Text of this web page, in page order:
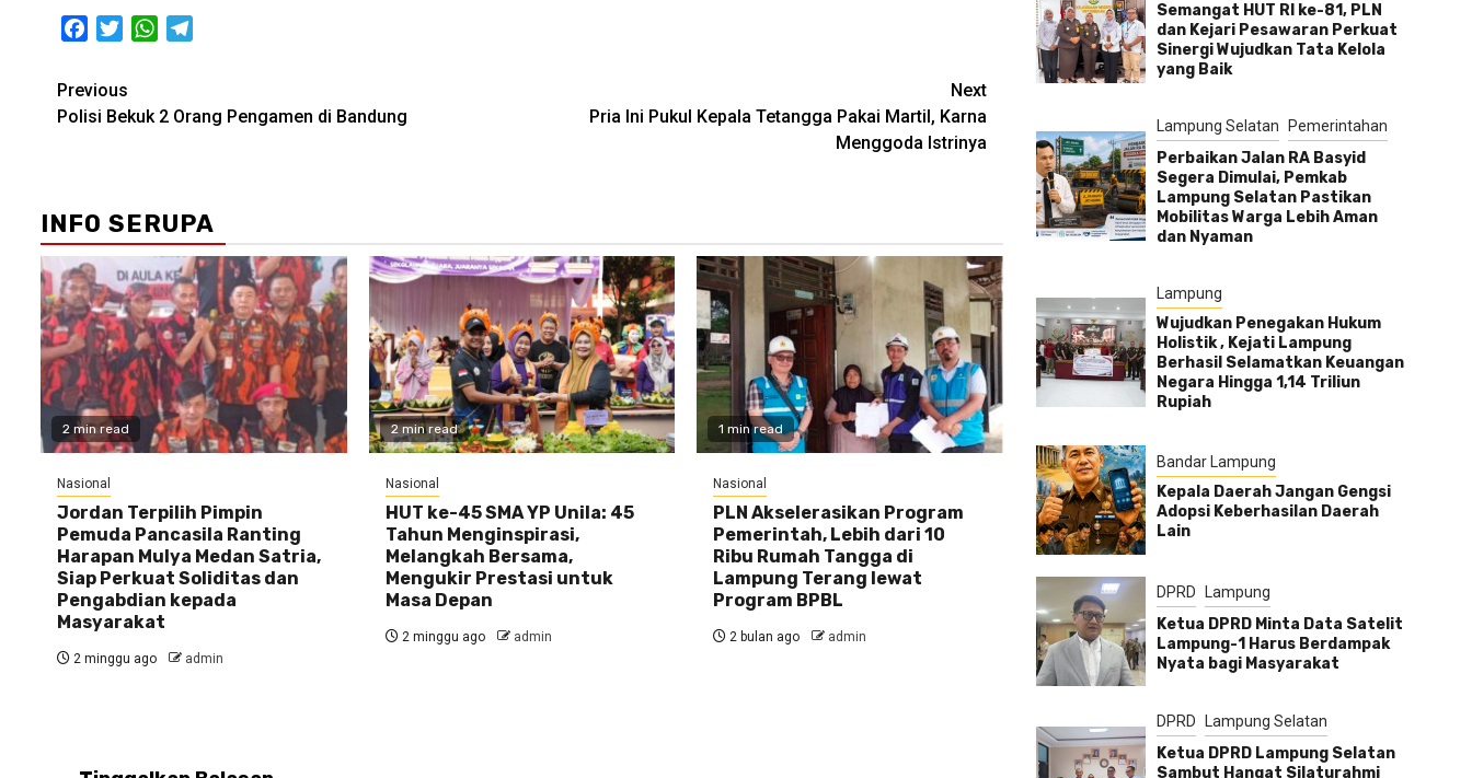
FacebookTwitterWhatsApp
Post
navigation
Previous
Polisi Bekuk 2 Orang Pengamen di Bandung
Next
Pria Ini Pukul Kepala Tetangga Pakai Martil, Karna
Menggoda Istrinya
INFO SERUPA
2 min read
Nasional
Jordan Terpilih Pimpin
Pemuda Pancasila Ranting
Harapan Mulya Medan Satria,
Siap Perkuat Soliditas dan
Pengabdian kepada
Masyarakat
2 minggu ago admin
2 min read
Nasional
HUT ke-45 SMA YP Unila: 45
Tahun Menginspirasi,
Melangkah Bersama,
Mengukir Prestasi untuk
Masa Depan
2 minggu ago admin
1 min read
Nasional
PLN Akselerasikan Program
Pemerintah, Lebih dari 10
Ribu Rumah Tangga di
Lampung Terang lewat
Program BPBL
2 bulan ago admin
Semangat HUT RI ke-81, PLN
dan Kejari Pesawaran Perkuat
Sinergi Wujudkan Tata Kelola
yang Baik
Lampung Selatan Pemerintahan
Perbaikan Jalan RA Basyid
Segera Dimulai, Pemkab
Lampung Selatan Pastikan
Mobilitas Warga Lebih Aman
dan Nyaman
Lampung
Wujudkan Penegakan Hukum
Holistik , Kejati Lampung
Berhasil Selamatkan Keuangan
Negara Hingga 1,14 Triliun
Rupiah
Bandar Lampung
Kepala Daerah Jangan Gengsi
Adopsi Keberhasilan Daerah
Lain
DPRD Lampung
Ketua DPRD Minta Data Satelit
Lampung-1 Harus Berdampak
Nyata bagi Masyarakat
DPRD Lampung Selatan
Ketua DPRD Lampung Selatan
Sambut Hangat Silaturahmi